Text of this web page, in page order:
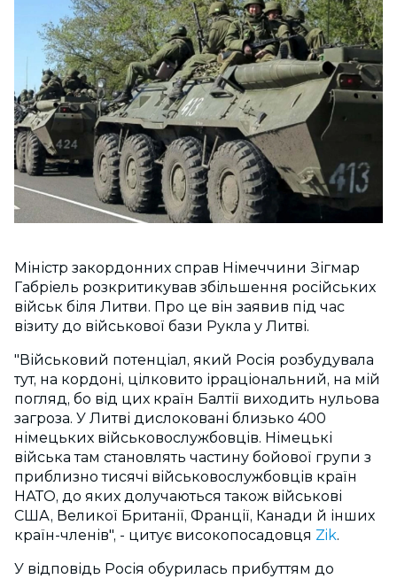
Міністр закордонних справ Німеччини Зігмар
Габріель розкритикував збільшення російських
військ біля Литви. Про це він заявив під час
візиту до військової бази Рукла у Литві.
"Військовий потенціал, який Росія розбудувала
тут, на кордоні, цілковито ірраціональний, на мій
погляд, бо від цих країн Балтії виходить нульова
загроза. У Литві дислоковані близько 400
німецьких військовослужбовців. Німецькі
війська там становлять частину бойової групи з
приблизно тисячі військовослужбовців країн
НАТО, до яких долучаються також військові
США, Великої Британії, Франції, Канади й інших
країн-членів", - цитує високопосадовця Zik.
У відповідь Росія обурилась прибуттям до